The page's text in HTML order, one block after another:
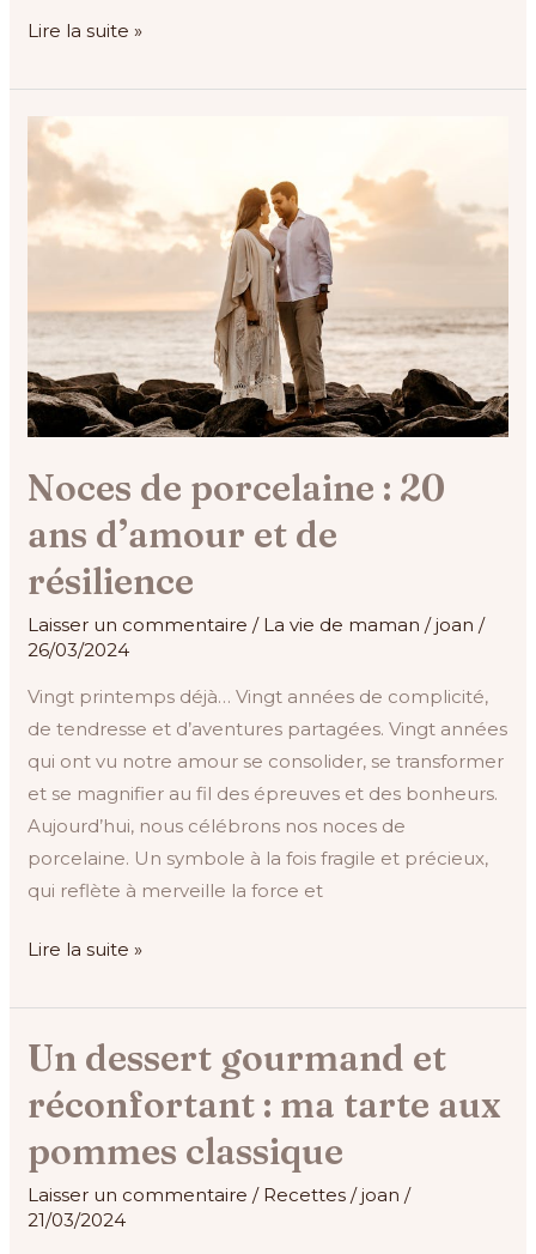
Lire la suite »
Noces de porcelaine : 20
ans d’amour et de
résilience
Laisser un commentaire / La vie de maman /joan/
26/03/2024
Vingt printemps déjà… Vingt années de complicité,
de tendresse et d’aventures partagées. Vingt années
qui ont vu notre amour se consolider, se transformer
et se magnifier au fil des épreuves et des bonheurs.
Aujourd’hui, nous célébrons nos noces de
porcelaine. Un symbole à la fois fragile et précieux,
qui reflète à merveille la force et
Noces
porcelaine :
20
de
résilience
Lire la suite »
Un dessert gourmand et
réconfortant : ma tarte aux
pommes classique
Laisser un commentaire / Recettes /joan/
21/03/2024
Un
gourmand
et
réconfortant :
ma